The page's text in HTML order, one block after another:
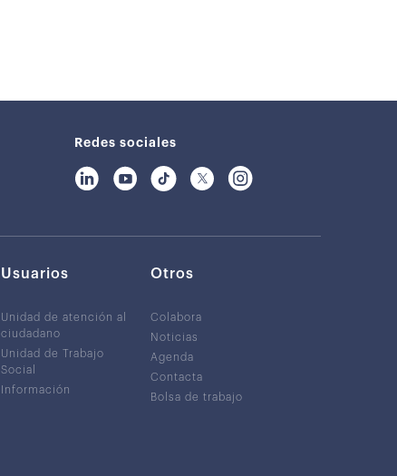
Redes sociales
Usuarios
Unidad de atención al
ciudadano
Unidad de Trabajo
Social
Información
Otros
Colabora
Noticias
Agenda
Contacta
Bolsa de trabajo